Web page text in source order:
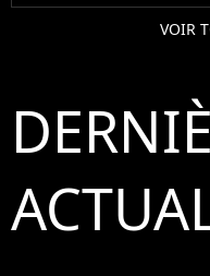
VOIR